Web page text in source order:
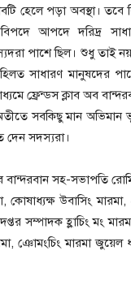
হেলে পড়া অবস্থা।
বিপদে আপদে দরিদ্র
পাশে ছিল। শুধু তাই নয়
সাধারণ মানুষদের
ফ্রেন্ডস ক্লাব অব
সবকিছু মান অভিমান
দেন সদস্যরা।
বান্দরবান সহ-সভাপতি
কোষাধ্যক্ষ উবাসিং মারমা,
সম্পাদক হ্লাচিং মং
ঞোমংচিং মারমা জুয়েল